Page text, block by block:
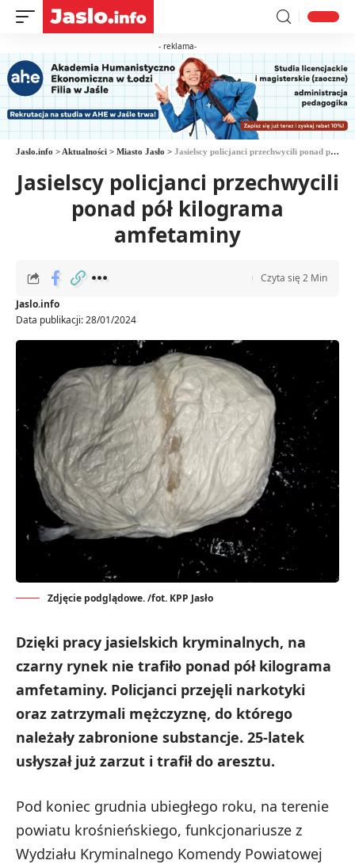
- reklama-
Jaslo.info > Aktualności > Miasto Jasło > Jasielscy policjanci przechwycili ponad pół kilograma amfetaminy
Jasielscy policjanci przechwycili
ponad pół kilograma
amfetaminy
Data publikacji: 28/01/2024
Jaslo.info
Czyta się 2 Min
Zdjęcie podglądowe. /fot. KPP Jasło
Dzięki pracy jasielskich kryminalnych, na
czarny rynek nie trafiło ponad pół kilograma
amfetaminy. Policjanci przejęli narkotyki
oraz zatrzymali mężczyznę, do którego
należały zabronione substancje. 25-latek
usłyszał już zarzut i trafił do aresztu.
Pod koniec grudnia ubiegłego roku, na terenie
powiatu krośnieńskiego, funkcjonariusze z
Wydziału Kryminalnego Komendy Powiatowej